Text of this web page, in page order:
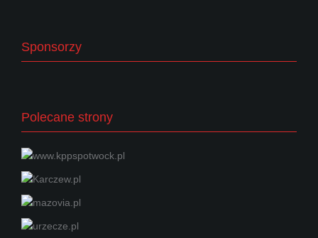
Sponsorzy
Polecane strony